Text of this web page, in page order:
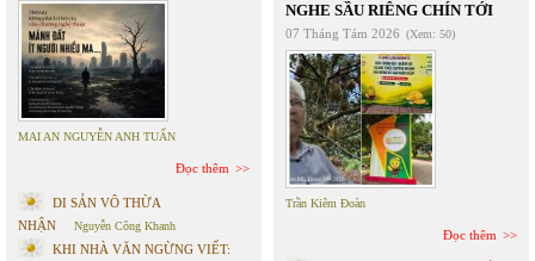
MAI AN NGUYỄN ANH TUẤN
Đọc thêm
DI SẢN VÔ THỪA
NHẬN
Nguyễn Công Khanh
KHI NHÀ VĂN NGỪNG VIẾT:
NGHE SẦU RIÊNG CHÍN TỚI
07 Tháng Tám 2026 (Xem: 50)
Trần Kiêm Đoàn
Đọc thêm